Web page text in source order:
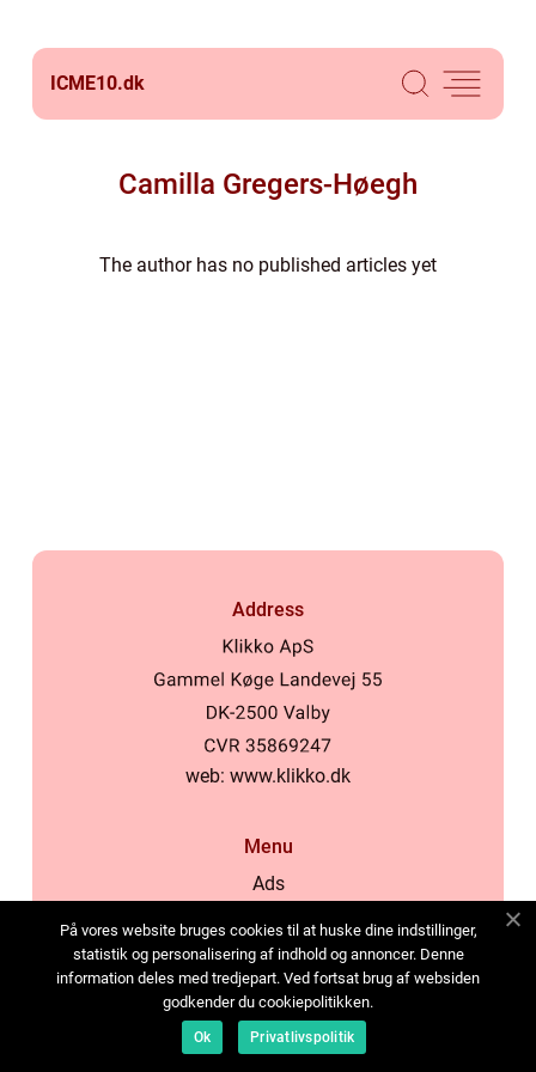
ICME10.dk
Camilla Gregers-Høegh
The author has no published articles yet
Address
web: www.klikko.dk
Menu
Ads
Cookies
Contact
Sitemap
På vores website bruges cookies til at huske dine indstillinger,
statistik og personalisering af indhold og annoncer. Denne
information deles med tredjepart. Ved fortsat brug af websiden
godkender du cookiepolitikken.
Ok Privatlivspolitik